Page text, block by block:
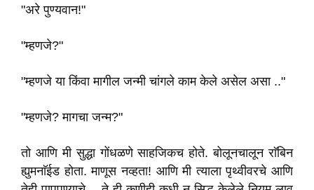
"अरे पुण्यवान!"
"म्हणजे?"
"म्हणजे या किंवा मागील जन्मी चांगले काम केले असेल असा .."
"म्हणजे? मागचा जन्म?"
तो आणि मी सुद्धा गोंधळणे साहजिकच होते. बोलूनचालून राॅबिन
ह्युमनाॅईड होता. माणूस नव्हता! आणि मी त्याला पृथ्वीवरचे आणि